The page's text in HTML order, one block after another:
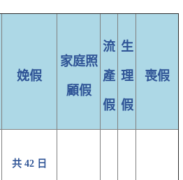
娩假
家庭照
顧假
流
產
假
生
理
假
喪假
共 42 日